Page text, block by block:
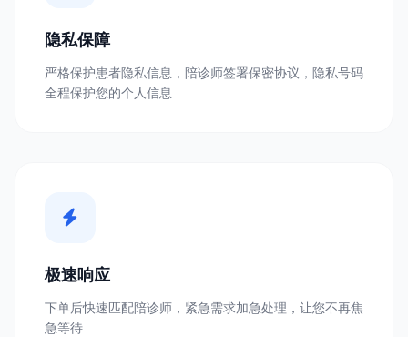
隐私保障
严格保护患者隐私信息，陪诊师签署保密协议，隐私号码
全程保护您的个人信息
极速响应
下单后快速匹配陪诊师，紧急需求加急处理，让您不再焦
急等待